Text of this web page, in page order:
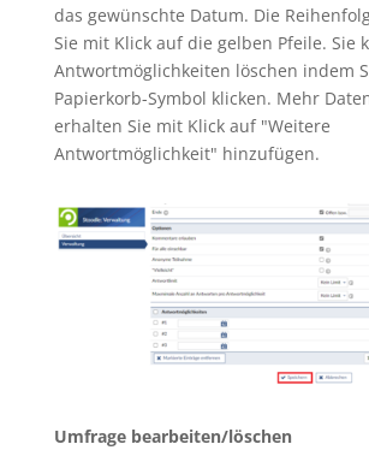
das gewünschte Datum. Die
Sie mit Klick auf die gelben Pfeile. Sie
Antwortmöglichkeiten löschen indem
Papierkorb-Symbol klicken. Mehr
erhalten Sie mit Klick auf "Weitere
Antwortmöglichkeit" hinzufügen.
Umfrage bearbeiten/löschen